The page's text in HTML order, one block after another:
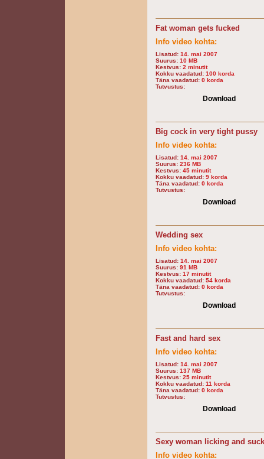
Fat woman gets fucked
Info video kohta:
Lisatud: 14. mai 2007
Suurus: 10 MB
Kestvus: 2 minutit
Kokku vaadatud: 100 korda
Täna vaadatud: 0 korda
Tutvustus:
Download
Big cock in very tight pussy
Info video kohta:
Lisatud: 14. mai 2007
Suurus: 236 MB
Kestvus: 45 minutit
Kokku vaadatud: 9 korda
Täna vaadatud: 0 korda
Tutvustus:
Download
Wedding sex
Info video kohta:
Lisatud: 14. mai 2007
Suurus: 91 MB
Kestvus: 17 minutit
Kokku vaadatud: 54 korda
Täna vaadatud: 0 korda
Tutvustus:
Download
Fast and hard sex
Info video kohta:
Lisatud: 14. mai 2007
Suurus: 137 MB
Kestvus: 25 minutit
Kokku vaadatud: 11 korda
Täna vaadatud: 0 korda
Tutvustus:
Download
Sexy woman licking and
Info video kohta: